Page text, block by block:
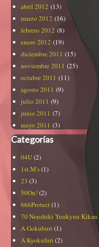
abril 2012 (13)
marzo 2012 (16)
febrero 2012 (8)
enero 2012 (19)
diciembre 2011 (15)
noviembre 2011 (25)
octubre 2011 (11)
agosto 2011 (9)
julio 2011 (9)
junio 2011 (7)
mayo 2011 (3)
Categorías
04U(2)
1st.M's(1)
23 (3)
50On! (2)
666Protect (1)
70 Nenshiki Yuukyuu Kikan
A Gokuburi (1)
A Kyokufuri (2)